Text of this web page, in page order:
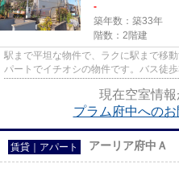
-
築年数：築33年
階数：2階建
駅まで平坦な物件で、ラクに駅まで移
パートでイチオシの物件です。バス徒
現在空室情報
プラム府中への
賃貸｜アパート アーリア府中Ａ